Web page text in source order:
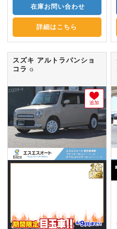
在庫お問い合わせ
詳細はこちら
スズキ アルトラパンショ
コラ
G
追加